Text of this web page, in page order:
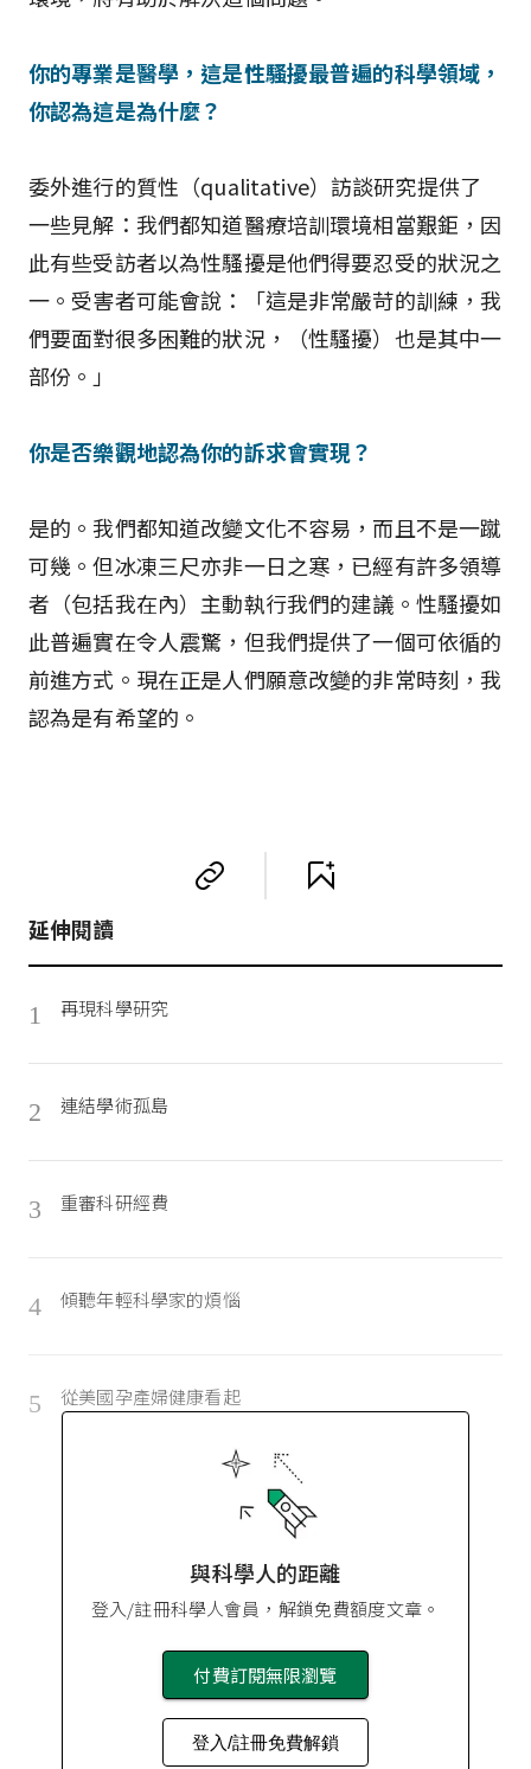
你的專業是醫學，這是性騷擾最普遍的科學領域，
你認為這是為什麼？
委外進行的質性（qualitative）訪談研究提供了
一些見解：我們都知道醫療培訓環境相當艱鉅，因
此有些受訪者以為性騷擾是他們得要忍受的狀況之
一。受害者可能會說：「這是非常嚴苛的訓練，我
們要面對很多困難的狀況，（性騷擾）也是其中一
部份。」
你是否樂觀地認為你的訴求會實現？
是的。我們都知道改變文化不容易，而且不是一蹴
可幾。但冰凍三尺亦非一日之寒，已經有許多領導
者（包括我在內）主動執行我們的建議。性騷擾如
此普遍實在令人震驚，但我們提供了一個可依循的
前進方式。現在正是人們願意改變的非常時刻，我
認為是有希望的。
延伸閱讀
1 再現科學研究
2 連結學術孤島
3 重審科研經費
4 傾聽年輕科學家的煩惱
5 從美國孕產婦健康看起
與科學人的距離
登入/註冊科學人會員，解鎖免費額度文章。
付費訂閱無限瀏覽
登入/註冊免費解鎖